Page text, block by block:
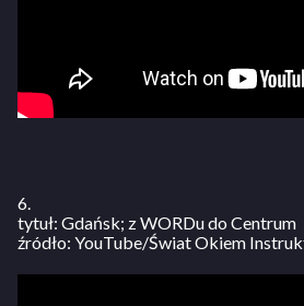
6.
tytuł: Gdańsk; z WORDu do Centrum
źródło: YouTube/Świat Okiem